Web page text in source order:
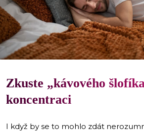
Zkuste „kávového
koncentraci
I když by se to mohlo zdát